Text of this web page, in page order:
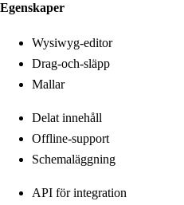
Egenskaper
Wysiwyg-editor
Drag-och-släpp
Mallar
Delat innehåll
Offline-support
Schemaläggning
API för integration